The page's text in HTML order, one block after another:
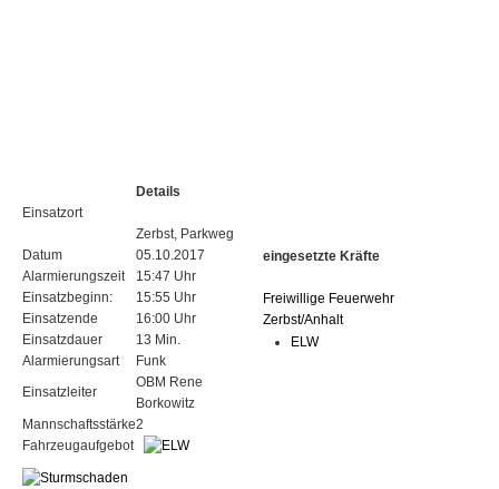
Einsatzort
Details
Zerbst, Parkweg
Datum
05.10.2017
Alarmierungszeit
15:47 Uhr
Einsatzbeginn:
15:55 Uhr
Einsatzende
16:00 Uhr
Einsatzdauer
13 Min.
Alarmierungsart
Funk
Einsatzleiter
OBM Rene
Borkowitz
Mannschaftsstärke2
eingesetzte Kräfte
Freiwillige Feuerwehr
Zerbst/Anhalt
ELW
Fahrzeugaufgebot